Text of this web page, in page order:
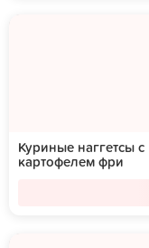
Куриные наггетсы с
картофелем фри